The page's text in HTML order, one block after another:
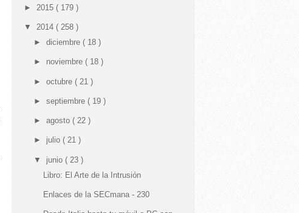
► 2015 ( 179 )
▼ 2014 ( 258 )
► diciembre ( 18 )
► noviembre ( 18 )
► octubre ( 21 )
► septiembre ( 19 )
► agosto ( 22 )
► julio ( 21 )
▼ junio ( 23 )
Libro: El Arte de la Intrusión
Enlaces de la SECmana - 230